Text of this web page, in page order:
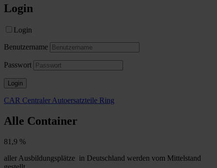
Login
Login
Benutzername
Passwort
Login
CAR Centraler Autoersatzteile Ring
Alle Container
81,9 %
aller Ausbildungsplätze in Deutschland werden vom Mittelstand